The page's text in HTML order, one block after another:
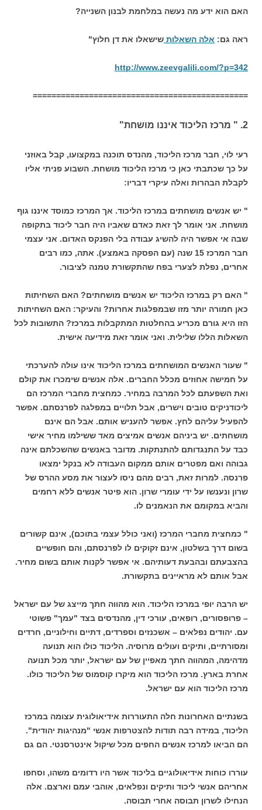
האם הוא ידע מה נעשה במלחמת לבנון השנייה?
ראה גם: אלה השאלות שישאלו את דן חלוץ"
http://www.zeevgalili.com/?p=342
==============================================
2. " מרכז הליכוד איננו מושחת"
רעי לוי, חבר מרכז הליכוד, מהנדס תוכנה במקצועו, קבל באוזני
על כך שכתבתי כאן כי מרכז הליכוד מושחת. השבוע פניתי אליו
לקבלת הבהרות ואלה עיקרי דבריו:
" יש אנשים מושחתים במרכז הליכוד. אך המרכז כמוסד איננו גוף
מושחת. אני אומר לך זאת כאדם שאביו היה חבר ליכוד בתקופה
שבה אי אפשר היה להשיג עבודה בלי הפנקס האדום. אני עצמי
חבר המרכז 15 שנה (עם הפסקה באמצע). אתה, כמו רבים
אחרים, נפלת לצערי בפח שהתקשורת טמנה לציבור.
" האם רק במרכז הליכוד יש אנשים מושחתים? האם השחיתות
כאן חמורה יותר מזו שבמפלגות אחרות? והעיקר: האם השחיתות
הזו היא גורם מכריע בהחלטות המתקבלות במרכז? התשובות לכל
השאלות הללו שלילית. ואני אומר זאת מידיעה אישית.
" שעור האנשים המושחתים במרכז הליכוד אינו עולה להערכתי
על חמישה אחוזים מכלל החברים. אלה אנשים שימכרו את קולם
ואת השפעתם לכל המרבה במחיר. כמחצית מחברי המרכז הם
ליכודניקים טובים וישרים, אבל תלויים במפלגה לפרנסתם. אפשר
להפעיל עליהם לחץ. אפשר להעניש אותם. אבל הם אינם
מושחתים. יש ביניהם אנשים אמיצים מאד ששילמו מחיר אישי
כבד על התנגדותם להתנתקות. מדובר באנשים שהשכלתם אינה
גבוהה ואם מפטרים אותם ממקום העבודה לא בנקל ימצאו
פרנסה. למרות זאת, רבים מהם ניסו לעצור את מסע ההרס של
שרון ונענשו על ידי עומרי שרון. הוא פיטר אנשים ללא רחמים
והביא במקומם את הנאמנים לו.
" כמחצית מחברי המרכז (ואני כולל עצמי בתוכם), אינם קשורים
בשום דרך בשלטון, אינם זקוקים לו לפרנסתם, והם חופשיים
בהצבעתם ובהבעת דעותיהם. אי אפשר לקנות אותם בשום מחיר.
אבל אותם לא מראיינים בתקשורת.
יש הרבה יופי במרכז הליכוד. הוא מהווה חתך מייצג של עם ישראל
– פרופסורים, רופאים, עורכי דין, מהנדסים בצד "עמך" פשוטי
עם. יהודים נפלאים – אשכנזים וספרדים, דתיים וחילוניים, חרדים
ומסורתיים, ותיקים ועולים מרוסיה. הליכוד כולו הוא תנועה
מדהימה, המהווה חתך מאפיין של עם ישראל, יותר מכל תנועה
אחרת בארץ. מרכז הליכוד הוא מיקרו קוסמוס של הליכוד כולו.
מרכז הליכוד הוא עם ישראל.
בשנתיים האחרונות חלה התעוררות אידיאולוגית עצומה במרכז
הליכוד, במידה רבה תודות להצטרפות אנשי "מנהיגות יהודית".
הם הביאו למרכז אנשים החפים מכל שיקול אינטרסנטי. הם גם
עוררו כוחות אידיאולוגיים בליכוד אשר היו רדומים משהו, וסחפו
אחריהם אנשי ליכוד ותיקים ונפלאים, אוהבי עמם וארצם. אלה
הנחילו לשרון תבוסה אחרי תבוסה.